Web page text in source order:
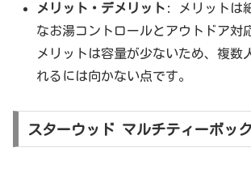
メリット・デメリット : メリットは
なお湯コントロールとアウトドア対
メリットは容量が少ないため、複数
れるには向かない点です。
スターウッド マルチティーボッ